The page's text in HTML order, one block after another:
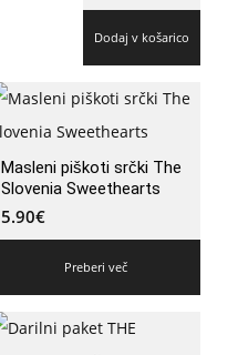
Dodaj v košarico
Masleni piškoti srčki The
Slovenia Sweethearts
5.90€
Preberi več